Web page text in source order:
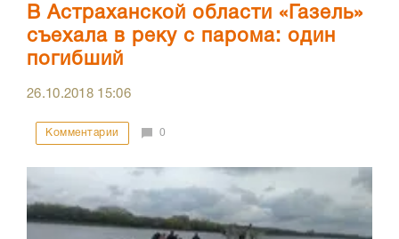
В Астраханской области «Газель»
съехала в реку с парома: один
погибший
26.10.2018 15:06
Комментарии 0